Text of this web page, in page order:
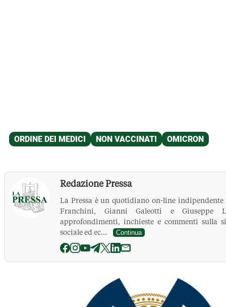
Redazione Pressa
La Pressa è un quotidiano on-line
Franchini, Gianni Galeotti e Giuseppe
approfondimenti, inchieste e commenti sulla
sociale ed ec...
Continua